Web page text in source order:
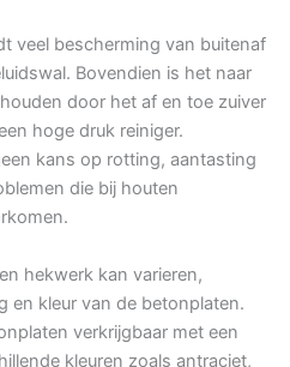
veel bescherming van buitenaf
Bovendien is het naar
door het af en toe zuiver
hoge druk reiniger.
kans op rotting, aantasting
die bij houten
hekwerk kan varieren,
en kleur van de betonplaten.
verkrijgbaar met een
kleuren zoals antraciet,